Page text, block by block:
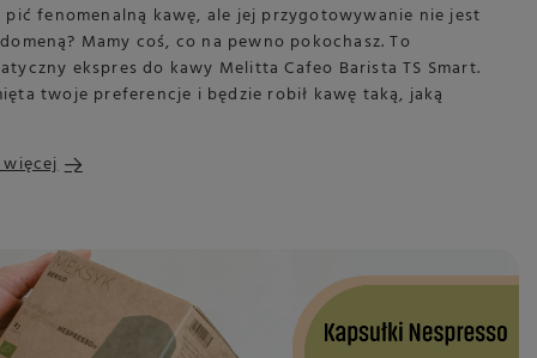
pić fenomenalną kawę, ale jej przygotowywanie nie jest
Mamy coś, co na pewno pokochasz. To
ekspres do kawy Melitta Cafeo Barista TS Smart.
twoje preferencje i będzie robił kawę taką, jaką